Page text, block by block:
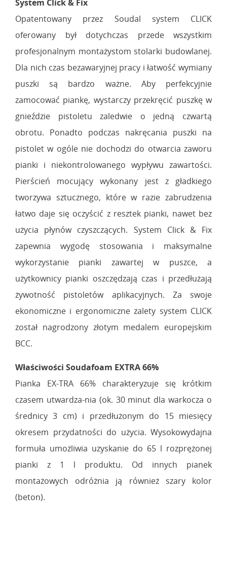
System Click & Fix
Opatentowany przez Soudal system CLICK
oferowany był dotychczas przede wszystkim
profesjonalnym montażystom stolarki budowlanej.
Dla nich czas bezawaryjnej pracy i łatwość wymiany
puszki są bardzo ważne. Aby perfekcyjnie
zamocować piankę, wystarczy przekręcić puszkę w
gnieździe pistoletu zaledwie o jedną czwartą
obrotu. Ponadto podczas nakręcania puszki na
pistolet w ogóle nie dochodzi do otwarcia zaworu
pianki i niekontrolowanego wypływu zawartości.
Pierścień mocujący wykonany jest z gładkiego
tworzywa sztucznego, które w razie zabrudzenia
łatwo daje się oczyścić z resztek pianki, nawet bez
użycia płynów czyszczących. System Click & Fix
zapewnia wygodę stosowania i maksymalne
wykorzystanie pianki zawartej w puszce, a
użytkownicy pianki oszczędzają czas i przedłużają
żywotność pistoletów aplikacyjnych. Za swoje
ekonomiczne i ergonomiczne zalety system CLICK
został nagrodzony złotym medalem europejskim
BCC.
Właściwości Soudafoam EXTRA 66%
Pianka EX-TRA 66% charakteryzuje się krótkim
czasem utwardza-nia (ok. 30 minut dla warkocza o
średnicy 3 cm) i przedłużonym do 15 miesięcy
okresem przydatności do użycia. Wysokowydajna
formuła umożliwia uzyskanie do 65 l rozprężonej
pianki z 1 l produktu. Od innych pianek
montażowych odróżnia ją również szary kolor
(beton).